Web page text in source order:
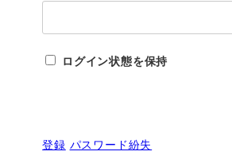
ログイン状態を保持
登録 パスワード紛失